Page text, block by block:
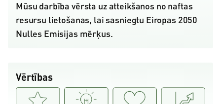
Mūsu darbība vērsta uz atteikšanos no naftas
resursu lietošanas, lai sasniegtu Eiropas 2050
Nulles Emisijas mērķus.
Vērtības